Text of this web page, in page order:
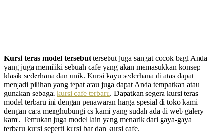
Kursi teras model tersebut tersebut juga sangat cocok bagi Anda
yang juga memiliki sebuah cafe yang akan memasukkan konsep
klasik sederhana dan unik. Kursi kayu sederhana di atas dapat
menjadi pilihan yang tepat atau juga dapat Anda tempatkan atau
gunakan sebagai kursi cafe terbaru. Dapatkan segera kursi teras
model terbaru ini dengan penawaran harga spesial di toko kami
dengan cara menghubungi cs kami yang sudah ada di web galery
kami. Temukan juga model lain yang menarik dari gaya-gaya
terbaru kursi seperti kursi bar dan kursi cafe.